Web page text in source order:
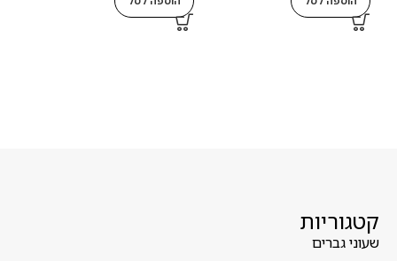
קטגוריות
שעוני גברים